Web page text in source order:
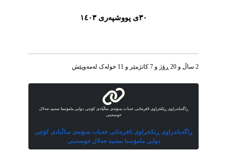
٣٠ى پووشپه‌ری ١٤٠٣
2 ساڵ و 20 ڕۆژ و 7 کاتژمێر و 11 خوله‌ک له‌مه‌وپێش‌
ڕاگەیاندراوی ڕێکخراوی ئافرەتانی خەبات بەبۆنەی ساڵیادی کۆچی دوایی مامۆستا سەیید جەلال
حوسەینی
ڕاگەیاندراوی ڕێکخراوی ئافرەتانی خەبات بەبۆنەی ساڵیادی کۆچی
دوایی مامۆستا سەیید جەلال حوسەینی